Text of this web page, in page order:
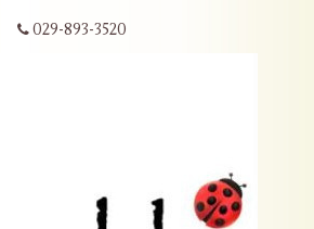
029-893-3520